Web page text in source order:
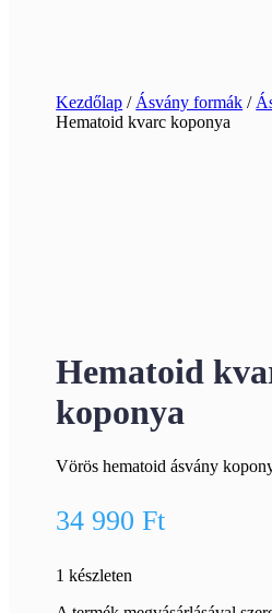
Kezdőlap / Ásvány formák /
Hematoid kvarc koponya
Hematoid
koponya
Vörös hematoid ásvány
34 990Ft
1 készleten